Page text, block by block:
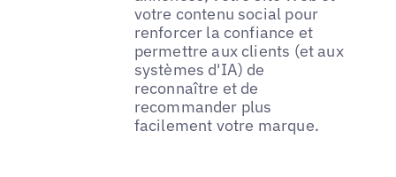
votre contenu social pour
renforcer la confiance et
permettre aux clients (et aux
systèmes d'IA) de
reconnaître et de
recommander plus
facilement votre marque.